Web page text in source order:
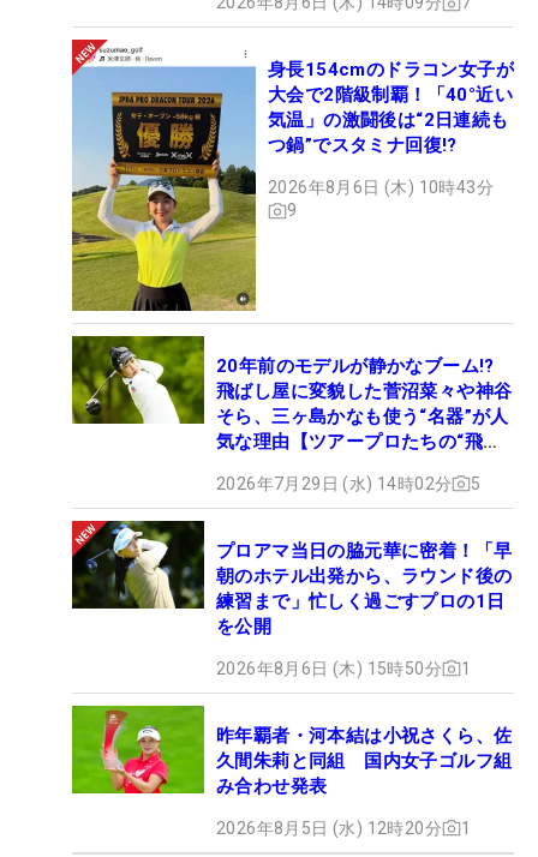
身長154cmのドラコン女子が
大会で2階級制覇！「40°近い
気温」の激闘後は“2日連続も
つ鍋”でスタミナ回復!?
2026年8月6日 (木) 10時43分
9
20年前のモデルが静かなブーム!?
飛ばし屋に変貌した菅沼菜々や神谷
そら、三ヶ島かなも使う“名器”が人
気な理由【ツアープロたちの“飛ば
2026年7月29日 (水) 14時02分 5
プロアマ当日の脇元華に密着！「早
朝のホテル出発から、ラウンド後の
練習まで」忙しく過ごすプロの1日
を公開
2026年8月6日 (木) 15時50分 1
昨年覇者・河本結は小祝さくら、佐
久間朱莉と同組 国内女子ゴルフ組
み合わせ発表
2026年8月5日 (水) 12時20分 1